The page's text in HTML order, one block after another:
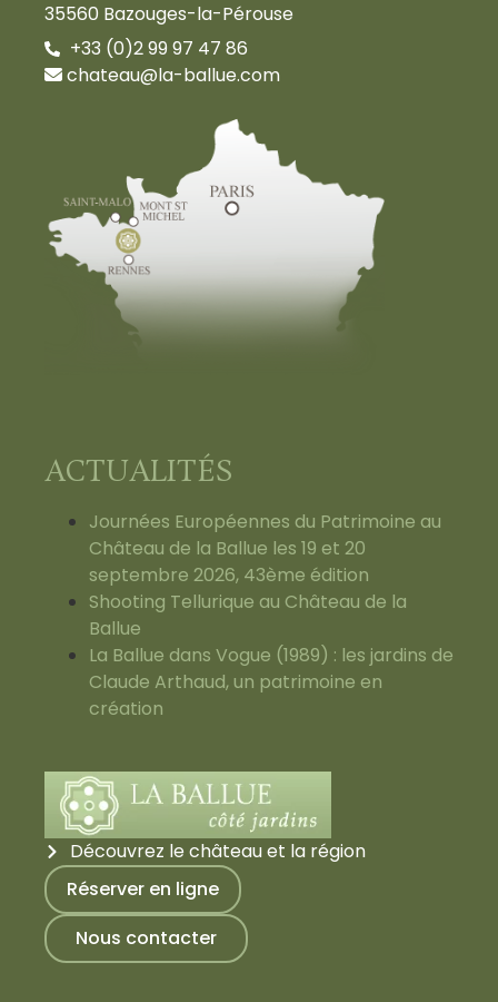
35560 Bazouges-la-Pérouse
+33 (0)2 99 97 47 86
chateau@la-ballue.com
ACTUALITÉS
Journées Européennes du Patrimoine au
Château de la Ballue les 19 et 20
septembre 2026, 43ème édition
Shooting Tellurique au Château de la
Ballue
La Ballue dans Vogue (1989) : les jardins de
Claude Arthaud, un patrimoine en
création
Découvrez le château et la région
Réserver en ligne
Nous contacter